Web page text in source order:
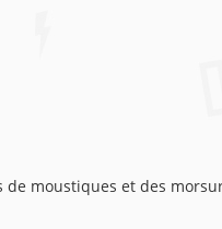
moustiques et des